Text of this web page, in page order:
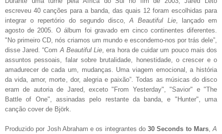
escreveu 40 canções para a banda, das quais 12 foram escolhidas para
integrar o repertório do segundo disco,A Beautiful Lie, lançado em
agosto de 2005. O álbum foi gravado em cinco continentes diferentes.
"No primeiro CD, nós criamos um mundo e escondemo-nos por trás dele”,
disse Jared. “Com A Beautiful Lie , era hora de cuidar um pouco mais dos
assuntos pessoais, falar sobre brutalidade, honestidade, o crescer e o
amadurecer de cada um, mudanças. Uma viagem emocional, a história
da vida, amor, morte, dor, alegria e paixão”. Todas as músicas do disco
eram de autoria de Jared, exceto "From Yesterday", "Savior" e "The
Battle of One", assinadas pelo restante da banda, e "Hunter", uma
canção cover de Björk.
Produzido por Josh Abraham e os integrantes do 30 Seconds to Mars, A